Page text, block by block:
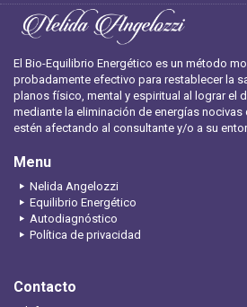
El Bio-Equilibrio Energético es un método
probadamente efectivo para restablecer la
planos físico, mental y espiritual al lograr el
mediante la eliminación de energías
estén afectando al consultante y/o a su
Menu
Nelida Angelozzi
Equilibrio Energético
Autodiagnóstico
Política de privacidad
Contacto